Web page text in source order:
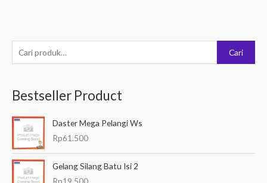
e
c
a
Cari
Bestseller Product
Daster Mega Pelangi Ws
Rp61.500
Gelang Silang Batu Isi 2
Rp19.500